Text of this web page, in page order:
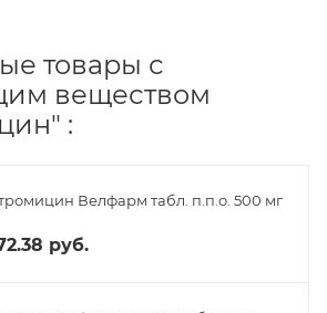
товары с
веществом
:
Велфарм табл. п.п.о. 500 мг
руб.